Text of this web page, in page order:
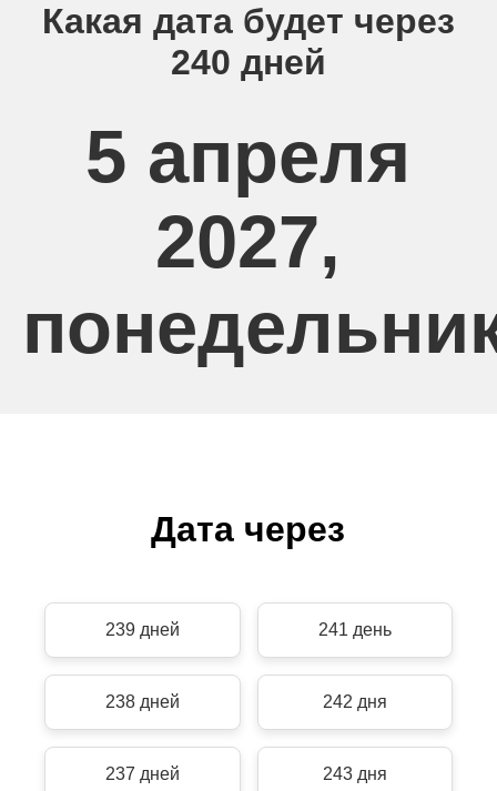
Какая дата будет через
240 дней
5 апреля
2027,
Дата через
239 дней 241 день
238 дней 242 дня
237 дней 243 дня